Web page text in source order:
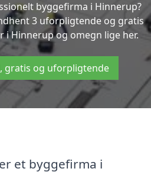
byggefirma i Hinnerup?
3 uforpligtende og gratis
Hinnerup og omegn lige her.
gratis og uforpligtende
et byggefirma i